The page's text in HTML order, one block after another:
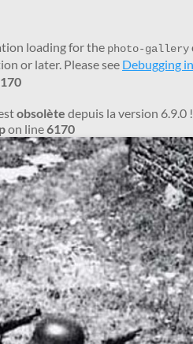
loading for the photo-gallery
or later. Please see Debugging
obsolète depuis la version 6.9.0
on line6170